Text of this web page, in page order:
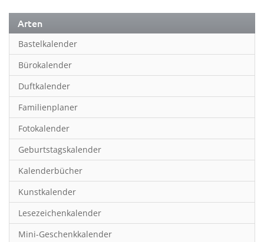
Erotik
Essen & Trinken
Familienplaner
Fantasy
Film
Fotokunst
Frauen
Fußball
Gaming
Geburtstagskalender
Geschichte
Arten
Bastelkalender
Bürokalender
Duftkalender
Familienplaner
Fotokalender
Geburtstagskalender
Kalenderbücher
Kunstkalender
Lesezeichenkalender
Mini-Geschenkkalender